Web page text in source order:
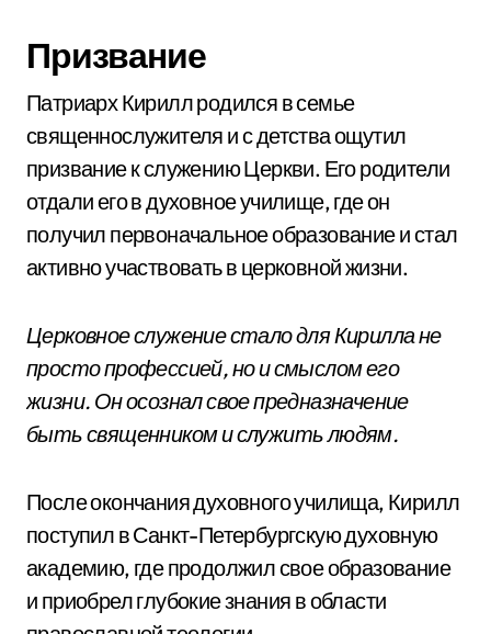
Призвание
Патриарх Кирилл родился в семье
священнослужителя и с детства ощутил
призвание к служению Церкви. Его родители
отдали его в духовное училище, где он
получил первоначальное образование и стал
активно участвовать в церковной жизни.
Церковное служение стало для Кирилла не
просто профессией, но и смыслом его
жизни. Он осознал свое предназначение
быть священником и служить людям.
После окончания духовного училища, Кирилл
поступил в Санкт-Петербургскую духовную
академию, где продолжил свое образование
и приобрел глубокие знания в области